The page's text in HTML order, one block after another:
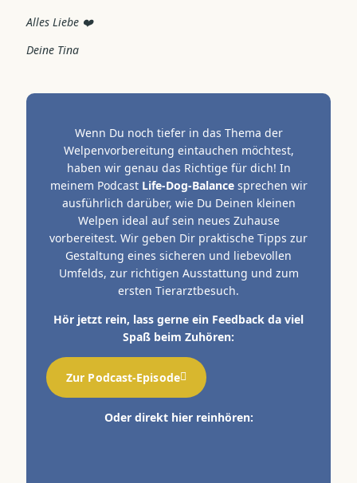
Alles Liebe ❤️
Deine Tina
Wenn Du noch tiefer in das Thema der
Welpenvorbereitung eintauchen möchtest,
haben wir genau das Richtige für dich! In
meinem Podcast Life-Dog-Balancesprechen wir
ausführlich darüber, wie Du Deinen kleinen
Welpen ideal auf sein neues Zuhause
vorbereitest. Wir geben Dir praktische Tipps zur
Gestaltung eines sicheren und liebevollen
Umfelds, zur richtigen Ausstattung und zum
ersten Tierarztbesuch.
Hör jetzt rein, lass gerne ein Feedback da viel
Spaß beim Zuhören:
Zur Podcast-Episode
Oder direkt hier reinhören: